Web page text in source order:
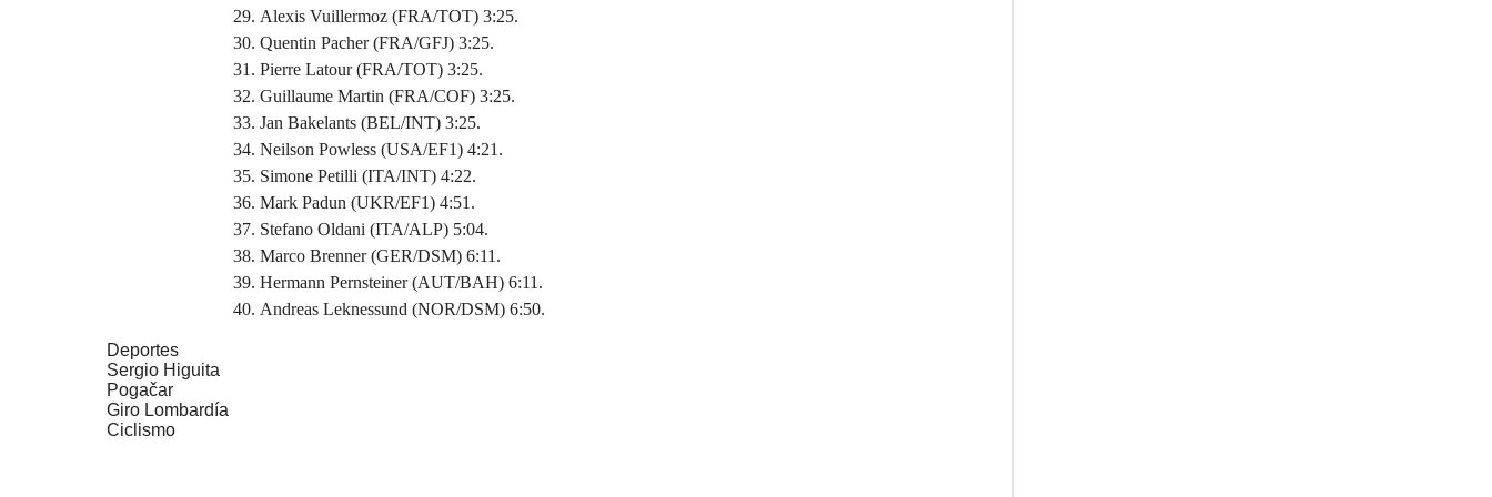
Alexis Vuillermoz (FRA/TOT) 3:25.
Quentin Pacher (FRA/GFJ) 3:25.
Pierre Latour (FRA/TOT) 3:25.
Guillaume Martin (FRA/COF) 3:25.
Jan Bakelants (BEL/INT) 3:25.
Neilson Powless (USA/EF1) 4:21.
Simone Petilli (ITA/INT) 4:22.
Mark Padun (UKR/EF1) 4:51.
Stefano Oldani (ITA/ALP) 5:04.
Marco Brenner (GER/DSM) 6:11.
Hermann Pernsteiner (AUT/BAH) 6:11.
Andreas Leknessund (NOR/DSM) 6:50.
Deportes
Sergio Higuita
Pogačar
Giro Lombardía
Ciclismo